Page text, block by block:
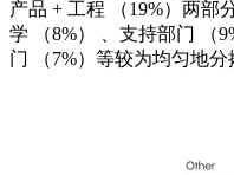
产品 + 工程 （19%）两部
学 （8%） 、支持部门 （
门 （7%）等较为均匀地分